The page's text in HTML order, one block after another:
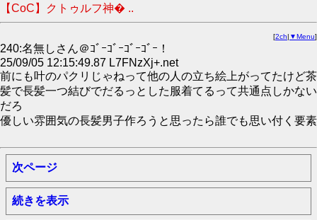
【CoC】クトゥルフ神� ..
[2ch| ▼Menu]
240:名無しさん＠ｺﾞｰｺﾞｰｺﾞｰｺﾞｰ！
25/09/05 12:15:49.87 L7FNzXj+.net
前にも叶のパクリじゃねって他の人の立ち絵上がってたけど茶
髪で長髪一つ結びでだるっとした服着てるって共通点しかない
だろ
優しい雰囲気の長髪男子作ろうと思ったら誰でも思い付く要素
次ページ
続きを表示